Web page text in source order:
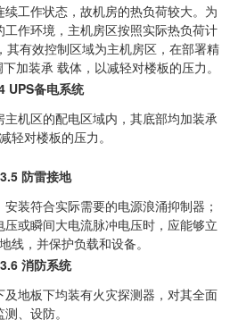
工作状态，故机房的热负荷较大。为
作环境，主机房区按照实际热负荷计
其有效控制区域为主机房区，在部署精
加装承 载体，以减轻对楼板的压力。
UPS备电系统
机区的配电区域内，其底部均加装承
轻对楼板的压力。
防雷接地
装符合实际需要的电源浪涌抑制器；
或瞬间大电流脉冲电压时，应能够立
线，并保护负载和设备。
消防系统
地板下均装有火灾探测器，对其全面
测、设防。